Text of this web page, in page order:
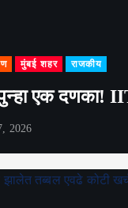
मुंबई शहर राजकीय
एक दणका!
2026